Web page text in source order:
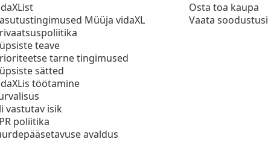
Müüja vidaXL
teave
tarne tingimused
sätted
töötamine
vastutav isik
poliitika
avaldus
Osta toa kaupa
Vaata soodustusi